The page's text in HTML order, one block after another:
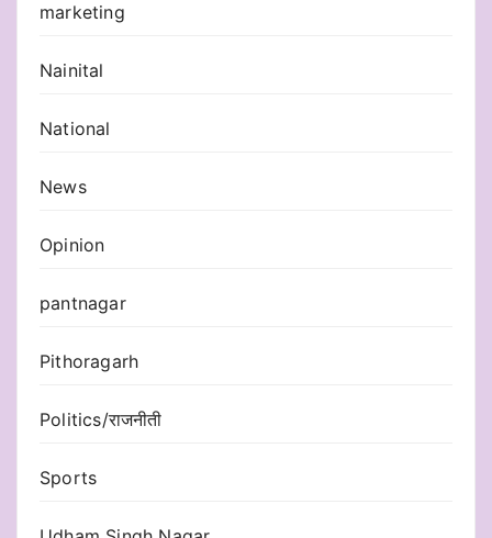
marketing
Nainital
National
News
Opinion
pantnagar
Pithoragarh
Politics/राजनीती
Sports